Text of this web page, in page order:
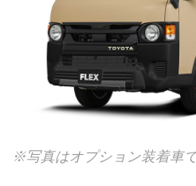
※写真はオプション装着車